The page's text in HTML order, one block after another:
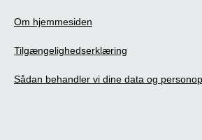
Om hjemmesiden
Tilgængelighedserklæring
Sådan behandler vi dine data og